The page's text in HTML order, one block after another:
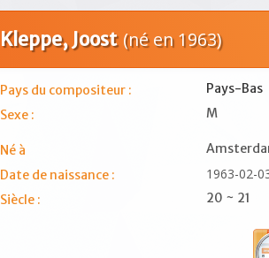
Kleppe, Joost (né en 1963)
Pays du compositeur :
Pays-Bas
Sexe :
M
Né à
Date de naissance :
1963-02-
Siècle : 20 ~ 21